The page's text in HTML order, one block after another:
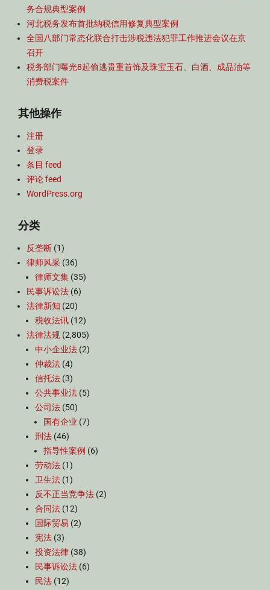
务合规典型案例
河北税务发布首批纳税信用修复典型案例
全国八部门常态化联合打击涉税违法犯罪工作推进会议在京
召开
税务部门曝光8起偷逃贵重首饰及珠宝玉石、白酒、成品油等
消费税案件
其他操作
注册
登录
条目 feed
评论 feed
WordPress.org
分类
反垄断 (1)
律师风采 (36)
律师文集 (35)
民事诉讼法 (6)
法律新知 (20)
税收法讯 (12)
法律法规 (2,805)
中小企业法 (2)
仲裁法 (4)
信托法 (3)
公共事业法 (5)
公司法 (50)
国有企业 (7)
刑法 (46)
指导性案例 (6)
劳动法 (1)
卫生法 (1)
反不正当竞争法 (2)
合同法 (12)
国际贸易 (2)
宪法 (3)
投资法律 (38)
民事诉讼法 (6)
民法 (12)